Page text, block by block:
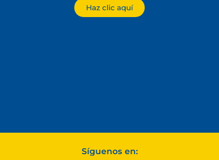
Haz clic aquí
Síguenos en: